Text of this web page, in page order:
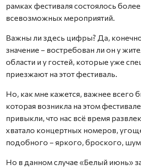
рамках фестиваля состоялось
всевозможных мероприятий.
Важны ли здесь цифры? Да,
значение – востребован ли он у
области и у гостей, которые уже
приезжают на этот фестиваль.
Но, как мне кажется, важнее всего
которая возникла на этом
привыкли, что нас всё время
хватало концертных номеров,
подобного – яркого, броского,
Но в данном случае «Белый июнь»